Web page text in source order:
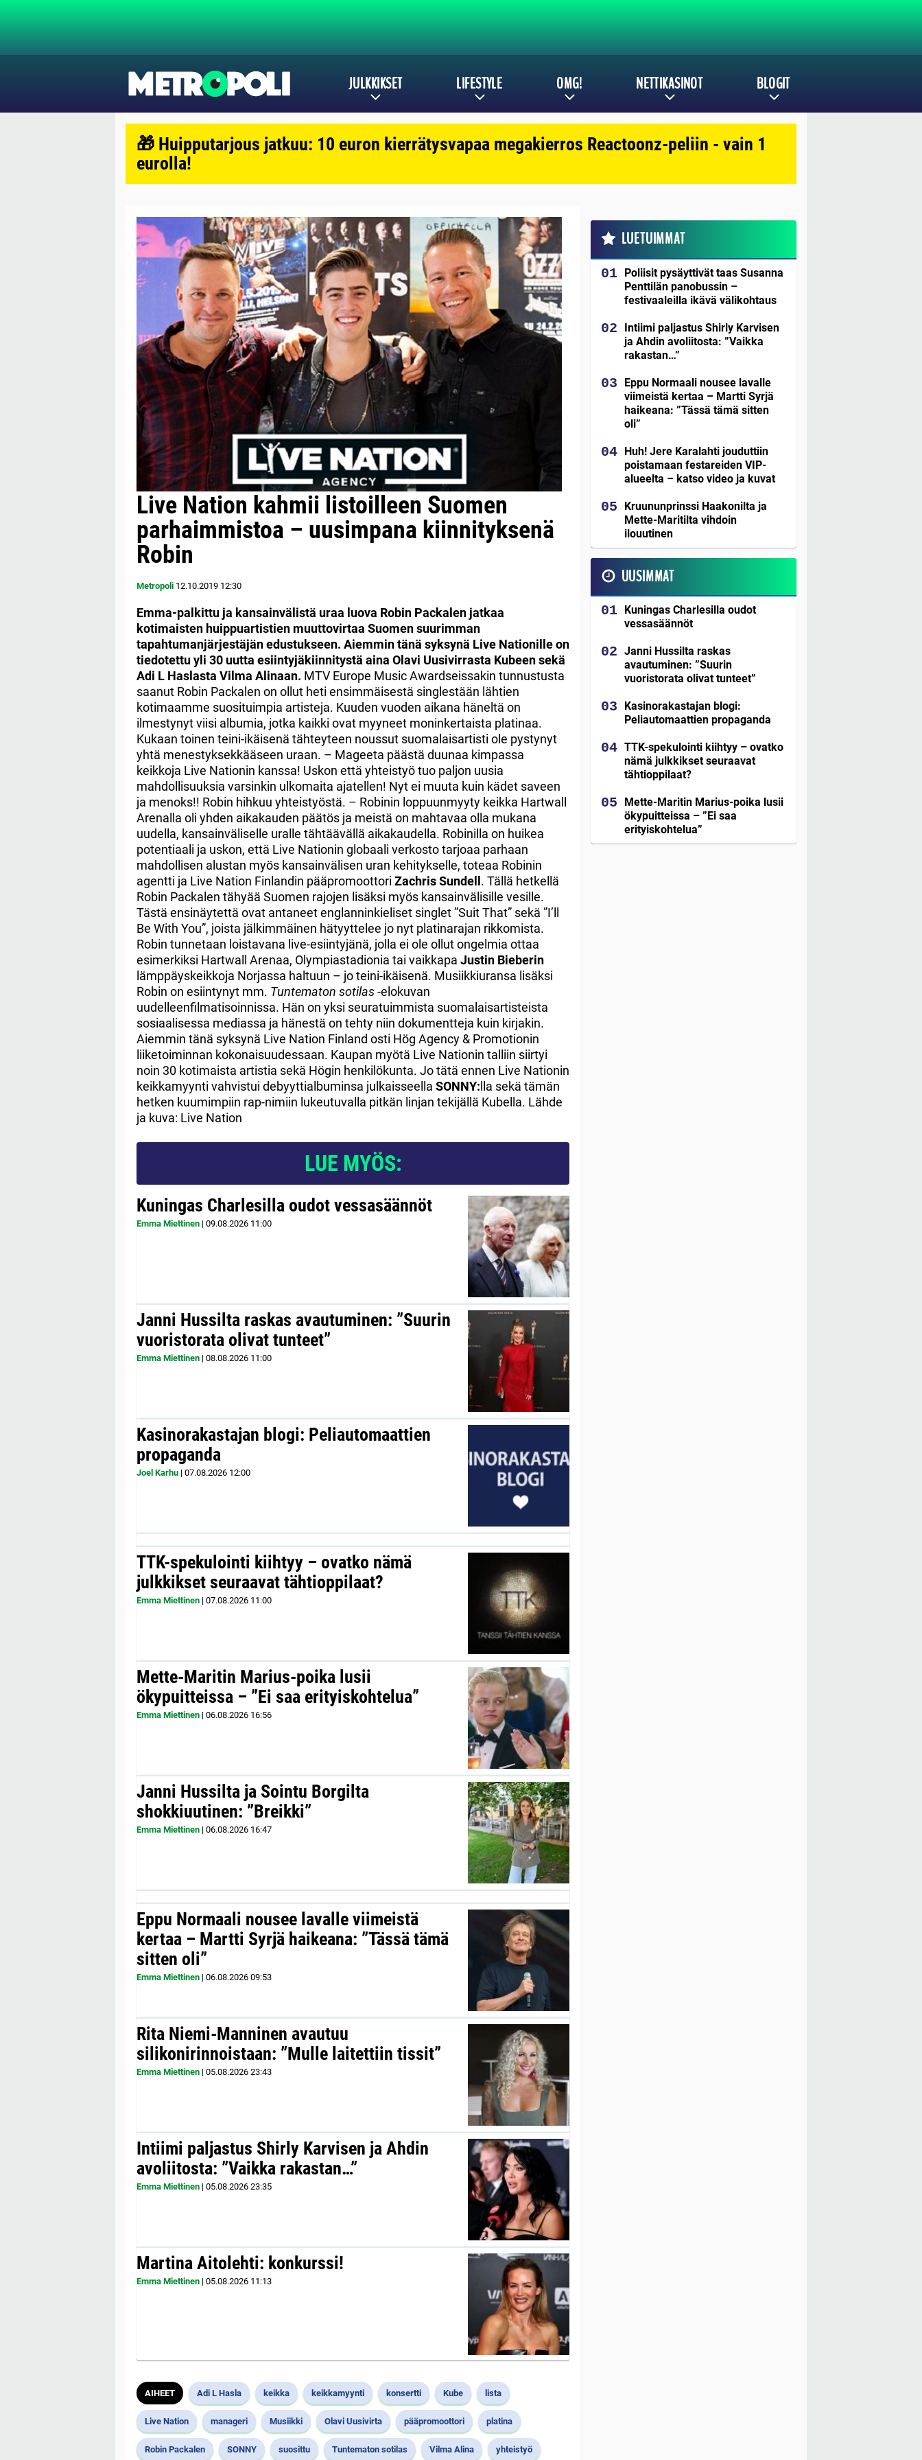
JULKKIKSET LIFESTYLE OMG! NETTIKASINOT BLOGIT
🎁 Huipputarjous jatkuu: 10 euron kierrätysvapaa megakierros Reactoonz-peliin - vain 1
eurolla!
Live Nation kahmii listoilleen Suomen
parhaimmistoa – uusimpana kiinnityksenä
Robin
Metropoli 12.10.2019 12:30
Emma-palkittu ja kansainvälistä uraa luova Robin Packalen jatkaa
kotimaisten huippuartistien muuttovirtaa Suomen suurimman
tapahtumanjärjestäjän edustukseen. Aiemmin tänä syksynä Live Nationille on
tiedotettu yli 30 uutta esiintyjäkiinnitystä aina Olavi Uusivirrasta Kubeen sekä
Adi L Haslasta Vilma Alinaan. MTV Europe Music Awardseissakin tunnustusta
saanut Robin Packalen on ollut heti ensimmäisestä singlestään lähtien
kotimaamme suosituimpia artisteja. Kuuden vuoden aikana häneltä on
ilmestynyt viisi albumia, jotka kaikki ovat myyneet moninkertaista platinaa.
Kukaan toinen teini-ikäisenä tähteyteen noussut suomalaisartisti ole pystynyt
yhtä menestyksekkääseen uraan. – Mageeta päästä duunaa kimpassa
keikkoja Live Nationin kanssa! Uskon että yhteistyö tuo paljon uusia
mahdollisuuksia varsinkin ulkomaita ajatellen! Nyt ei muuta kuin kädet saveen
ja menoks!! Robin hihkuu yhteistyöstä. – Robinin loppuunmyyty keikka Hartwall
Arenalla oli yhden aikakauden päätös ja meistä on mahtavaa olla mukana
uudella, kansainväliselle uralle tähtäävällä aikakaudella. Robinilla on huikea
potentiaali ja uskon, että Live Nationin globaali verkosto tarjoaa parhaan
mahdollisen alustan myös kansainvälisen uran kehitykselle, toteaa Robinin
agentti ja Live Nation Finlandin pääpromoottori Zachris Sundell . Tällä hetkellä
Robin Packalen tähyää Suomen rajojen lisäksi myös kansainvälisille vesille.
Tästä ensinäytettä ovat antaneet englanninkieliset singlet ”Suit That” sekä ”I’ll
Be With You”, joista jälkimmäinen hätyyttelee jo nyt platinarajan rikkomista.
Robin tunnetaan loistavana live-esiintyjänä, jolla ei ole ollut ongelmia ottaa
esimerkiksi Hartwall Arenaa, Olympiastadionia tai vaikkapa Justin Bieberin
lämppäyskeikkoja Norjassa haltuun – jo teini-ikäisenä. Musiikkiuransa lisäksi
Robin on esiintynyt mm. Tuntematon sotilas-elokuvan
uudelleenfilmatisoinnissa. Hän on yksi seuratuimmista suomalaisartisteista
sosiaalisessa mediassa ja hänestä on tehty niin dokumentteja kuin kirjakin.
Aiemmin tänä syksynä Live Nation Finland osti Hög Agency & Promotionin
liiketoiminnan kokonaisuudessaan. Kaupan myötä Live Nationin talliin siirtyi
noin 30 kotimaista artistia sekä Högin henkilökunta. Jo tätä ennen Live Nationin
keikkamyynti vahvistui debyyttialbuminsa julkaisseella SONNY: lla sekä tämän
hetken kuumimpiin rap-nimiin lukeutuvalla pitkän linjan tekijällä Kubella. Lähde
ja kuva: Live Nation
LUE MYÖS:
Kuningas Charlesilla oudot vessasäännöt
Emma Miettinen | 09.08.2026 11:00
Janni Hussilta raskas avautuminen: ”Suurin
vuoristorata olivat tunteet”
Emma Miettinen | 08.08.2026 11:00
Kasinorakastajan blogi: Peliautomaattien
propaganda
Joel Karhu | 07.08.2026 12:00
TTK-spekulointi kiihtyy – ovatko nämä
julkkikset seuraavat tähtioppilaat?
Emma Miettinen | 07.08.2026 11:00
Mette-Maritin Marius-poika lusii
ökypuitteissa – ”Ei saa erityiskohtelua”
Emma Miettinen | 06.08.2026 16:56
Janni Hussilta ja Sointu Borgilta
shokkiuutinen: ”Breikki”
Emma Miettinen | 06.08.2026 16:47
Eppu Normaali nousee lavalle viimeistä
kertaa – Martti Syrjä haikeana: ”Tässä tämä
sitten oli”
Emma Miettinen | 06.08.2026 09:53
Rita Niemi-Manninen avautuu
silikonirinnoistaan: ”Mulle laitettiin tissit”
Emma Miettinen | 05.08.2026 23:43
Intiimi paljastus Shirly Karvisen ja Ahdin
avoliitosta: ”Vaikka rakastan…”
Emma Miettinen | 05.08.2026 23:35
Martina Aitolehti: konkurssi!
Emma Miettinen | 05.08.2026 11:13
AIHEET Adi L Hasla keikka keikkamyynti konsertti Kube lista
Live Nation manageri Musiikki Olavi Uusivirta pääpromoottori platina
Robin Packalen SONNY suosittu Tuntematon sotilas Vilma Alina yhteistyö
LUETUIMMAT
Poliisit pysäyttivät taas Susanna
Penttilän panobussin –
festivaaleilla ikävä välikohtaus
Intiimi paljastus Shirly Karvisen
ja Ahdin avoliitosta: ”Vaikka
rakastan…”
Eppu Normaali nousee lavalle
viimeistä kertaa – Martti Syrjä
haikeana: ”Tässä tämä sitten
oli”
Huh! Jere Karalahti jouduttiin
poistamaan festareiden VIP-
alueelta – katso video ja kuvat
Kruununprinssi Haakonilta ja
Mette-Maritilta vihdoin
ilouutinen
UUSIMMAT
Kuningas Charlesilla oudot
vessasäännöt
Janni Hussilta raskas
avautuminen: ”Suurin
vuoristorata olivat tunteet”
Kasinorakastajan blogi:
Peliautomaattien propaganda
TTK-spekulointi kiihtyy – ovatko
nämä julkkikset seuraavat
tähtioppilaat?
Mette-Maritin Marius-poika lusii
ökypuitteissa – ”Ei saa
erityiskohtelua”